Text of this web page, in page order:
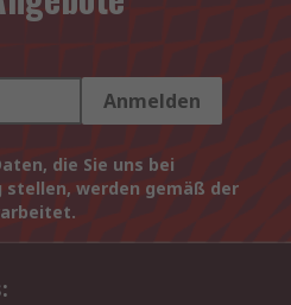
Anmelden
die Sie uns bei
stellen, werden gemäß der